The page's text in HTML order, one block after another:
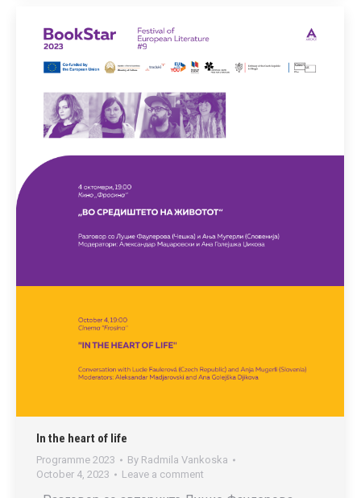
In the heart of life
Programme 2023 By Radmila Vankoska
October 4, 2023
Leave a comment